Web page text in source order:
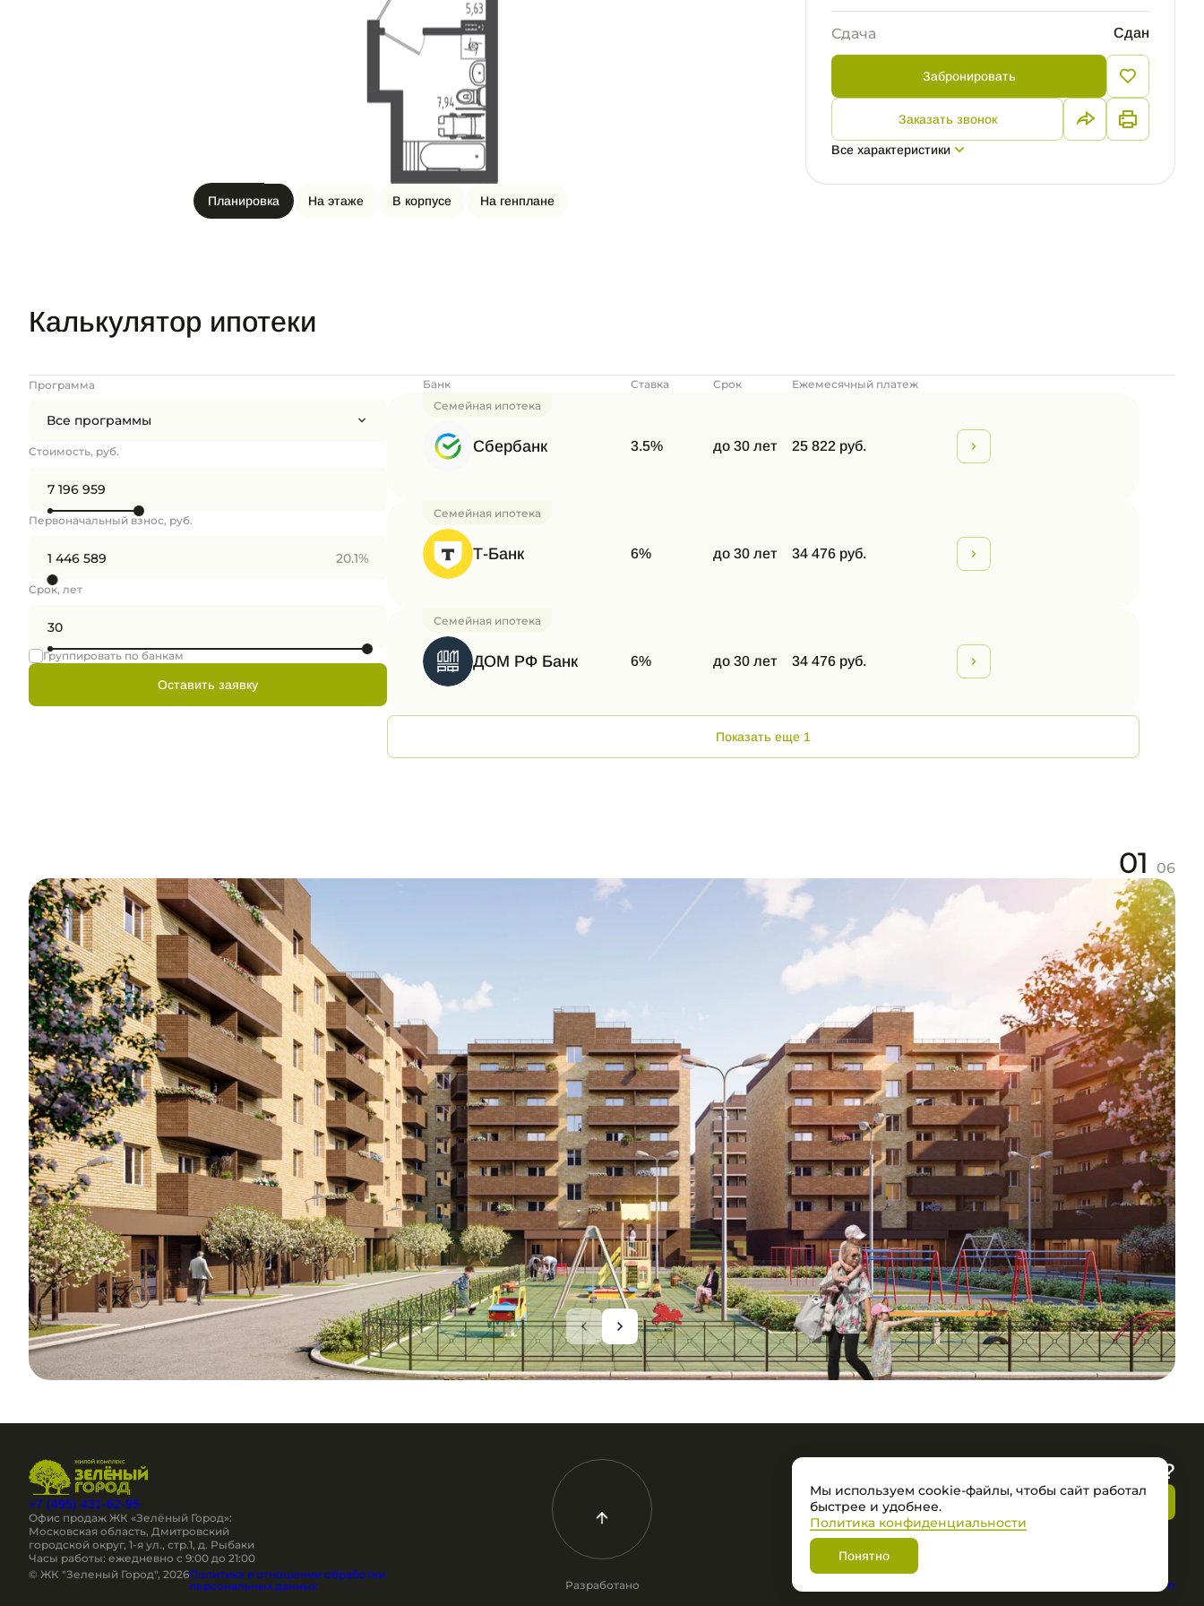
Планировка На этаже В корпусе На генплане
Сдача Сдан
Забронировать
Заказать звонок
Все характеристики
Калькулятор ипотеки
Программа
Все программы
Стоимость, руб.
Первоначальный взнос, руб.
20.1%
Срок, лет
Группировать по банкам
Оставить заявку
Банк Ставка Срок
Ежемесячный платеж
Семейная ипотека
Сбербанк 3.5% до 30 лет 25 822 руб.
Семейная ипотека
Т-Банк 6% до 30 лет 34 476 руб.
Семейная ипотека
ДОМ РФ Банк 6% до 30 лет 34 476 руб.
Показать еще 1
01 06
+7 (495) 431-62-95
Офис продаж ЖК «Зелёный Город»:
Московская область, Дмитровский
городской округ, 1-я ул., стр.1, д. Рыбаки
Часы работы: ежедневно c 9:00 до 21:00
© ЖК "Зеленый Город", 2026Политика в отношении обработки
персональных данных
Разработано
Остались вопросы?
Мы перезвоним
Telegram
Мы используем cookie-файлы, чтобы сайт работал
быстрее и удобнее.
Политика конфиденциальности
Понятно